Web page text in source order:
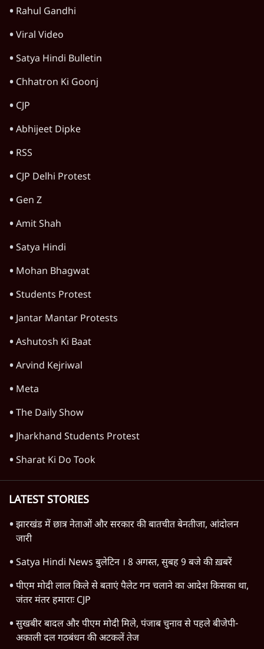
Rahul Gandhi
Viral Video
Satya Hindi Bulletin
Chhatron Ki Goonj
CJP
Abhijeet Dipke
RSS
CJP Delhi Protest
Gen Z
Amit Shah
Satya Hindi
Mohan Bhagwat
Students Protest
Jantar Mantar Protests
Ashutosh Ki Baat
Arvind Kejriwal
Meta
The Daily Show
Jharkhand Students Protest
Sharat Ki Do Took
LATEST STORIES
झारखंड में छात्र नेताओं और सरकार की बातचीत बेनतीजा, आंदोलन
जारी
Satya Hindi News बुलेटिन । 8 अगस्त, सुबह 9 बजे की ख़बरें
पीएम मोदी लाल किले से बताएं पैलेट गन चलाने का आदेश किसका था,
जंतर मंतर हमाराः CJP
सुखबीर बादल और पीएम मोदी मिले, पंजाब चुनाव से पहले बीजेपी-
अकाली दल गठबंधन की अटकलें तेज